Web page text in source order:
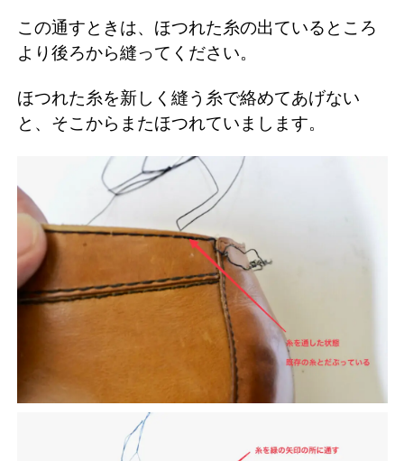
この通すときは、ほつれた糸の出ているところ
より後ろから縫ってください。
ほつれた糸を新しく縫う糸で絡めてあげない
と、そこからまたほつれていまします。